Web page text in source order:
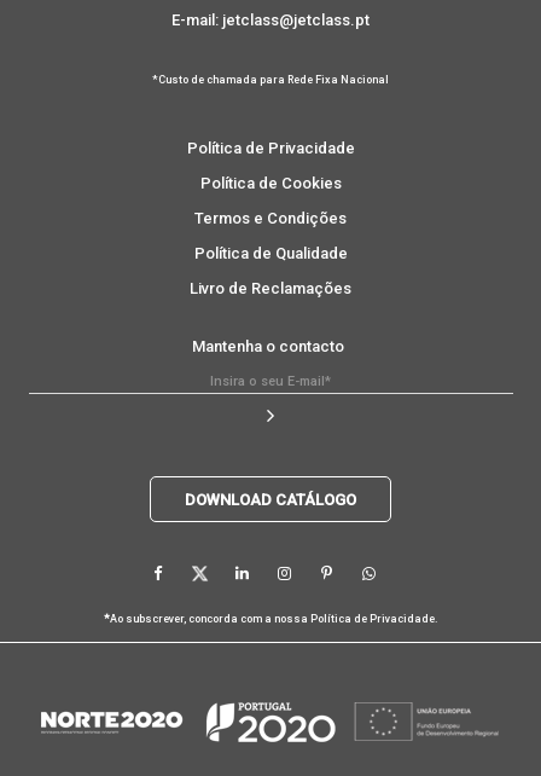
E-mail: jetclass@jetclass.pt
*Custo de chamada para Rede Fixa Nacional
Política de Privacidade
Política de Cookies
Termos e Condições
Política de Qualidade
Livro de Reclamações
Mantenha o contacto
DOWNLOAD CATÁLOGO
*Ao subscrever, concorda com a nossa Política de Privacidade.